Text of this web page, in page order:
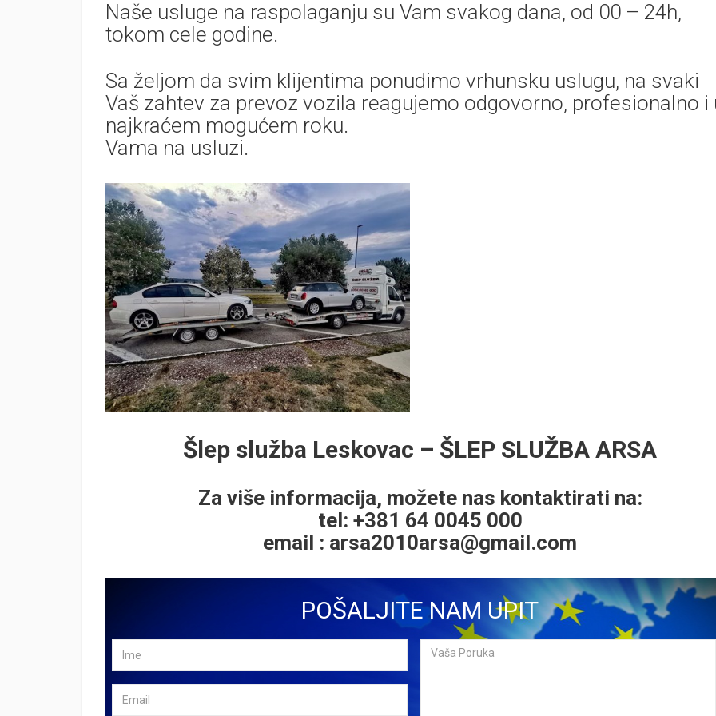
Naše usluge na raspolaganju su Vam svakog dana, od 00 – 24h,
tokom cele godine.
Sa željom da svim klijentima ponudimo vrhunsku uslugu, na svaki
Vaš zahtev za prevoz vozila reagujemo odgovorno, profesionalno i
najkraćem mogućem roku.
Vama na usluzi.
Šlep služba Leskovac – ŠLEP SLUŽBA ARSA
Za više informacija, možete nas kontaktirati na:
tel: +381 64 0045 000
email : arsa2010arsa@gmail.com
POŠALJITE NAM UPIT